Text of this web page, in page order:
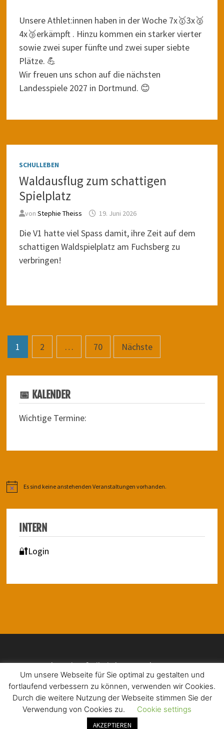
Unsere Athlet:innen haben in der Woche 7x🥇3x🥈
4x🥉erkämpft . Hinzu kommen ein starker vierter
sowie zwei super fünfte und zwei super siebte
Plätze. 💪
Wir freuen uns schon auf die nächsten
Landesspiele 2027 in Dortmund. 😊
SCHULLEBEN
Waldausflug zum schattigen
Spielplatz
von Stephie Theiss 19. Juni 2026
Die V1 hatte viel Spass damit, ihre Zeit auf dem
schattigen Waldspielplatz am Fuchsberg zu
verbringen!
Seitennummerierung
der
1 2 … 70 Nächste
📅 KALENDER
Wichtige Termine:
HinweisEs sind keine anstehenden Veranstaltungen vorhanden.
INTERN
🔐Login
Impressum | Barrierefreiheit | Datenschutz
Copyright © 2026 Christophorus-Schule Düren. Mit Stolz
WordPressundBam.
Um unsere Webseite für Sie optimal zu gestalten und
fortlaufend verbessern zu können, verwenden wir Cookies.
Durch die weitere Nutzung der Webseite stimmen Sie der
Verwendung von Cookies zu.
Cookie settings
AKZEPTIEREN